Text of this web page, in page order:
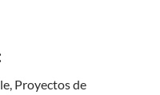
Proyectos de